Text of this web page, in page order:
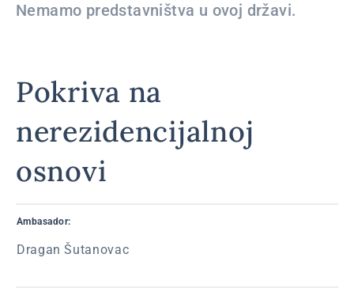
Nemamo predstavništva u ovoj državi.
Pokriva na
nerezidencijalnoj
osnovi
Ambasador:
Dragan Šutanovac